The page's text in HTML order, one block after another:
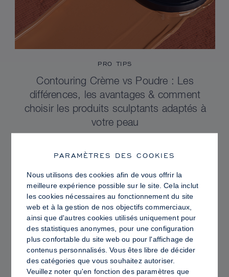
PRO TIPS
Contouring Crème vs Poudre : Les
différences, les avantages & comment
choisir les produits sculptants adaptés à
votre peau
PARAMÈTRES DES COOKIES
Nous utilisons des cookies afin de vous offrir la
meilleure expérience possible sur le site. Cela inclut
les cookies nécessaires au fonctionnement du site
web et à la gestion de nos objectifs commerciaux,
ainsi que d'autres cookies utilisés uniquement pour
des statistiques anonymes, pour une configuration
plus confortable du site web ou pour l'affichage de
contenus personnalisés. Vous êtes libre de décider
des catégories que vous souhaitez autoriser.
Veuillez noter qu'en fonction des paramètres que